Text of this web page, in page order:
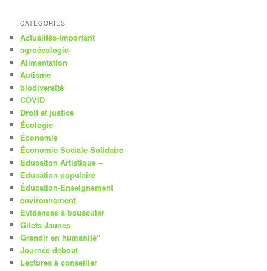
CATÉGORIES
Actualités-Important
agroécologie
Alimentation
Autisme
biodiversité
COVID
Droit et justice
Écologie
Économie
Économie Sociale Solidaire
Education Artistique –
Education populaire
Éducation-Enseignement
environnement
Evidences à bousculer
Gilets Jaunes
Grandir en humanité"
Journée debout
Lectures à conseiller